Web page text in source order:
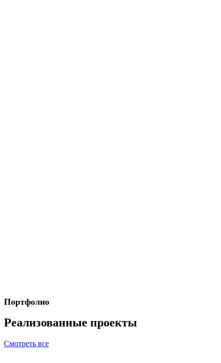
Портфолио
Реализованные проекты
Смотреть все